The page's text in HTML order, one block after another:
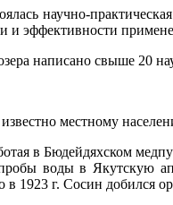
научно-
и эффективности
написано свыше 20
местному
в Бюдейдяхском
воды в Якутскую
1923 г. Сосин добился